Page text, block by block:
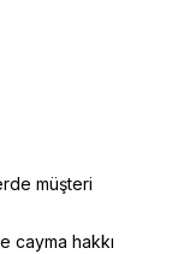
müşteri
cayma hakkı